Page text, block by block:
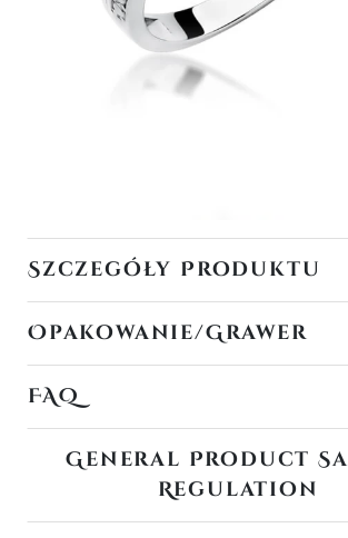
Szczegóły Produktu
Opakowanie/Grawer
FAQ
General Product
Regulation